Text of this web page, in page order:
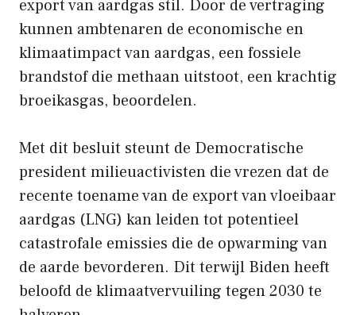
export van aardgas stil. Door de vertraging
kunnen ambtenaren de economische en
klimaatimpact van aardgas, een fossiele
brandstof die methaan uitstoot, een krachtig
broeikasgas, beoordelen.
Met dit besluit steunt de Democratische
president milieuactivisten die vrezen dat de
recente toename van de export van vloeibaar
aardgas (LNG) kan leiden tot potentieel
catastrofale emissies die de opwarming van
de aarde bevorderen. Dit terwijl Biden heeft
beloofd de klimaatvervuiling tegen 2030 te